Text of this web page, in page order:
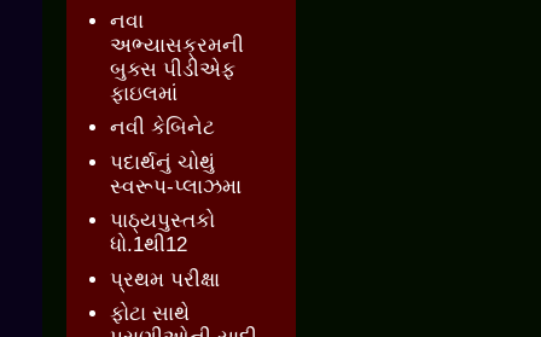
નવા
અભ્યાસક્રમની
બુક્સ પીડીએફ
ફાઇલમાં
નવી કેબિનેટ
પદાર્થનું ચોથું
સ્વરૂપ-પ્લાઝમા
પાઠ્યપુસ્તકો
ધો.1થી12
પ્રથમ પરીક્ષા
ફોટા સાથે